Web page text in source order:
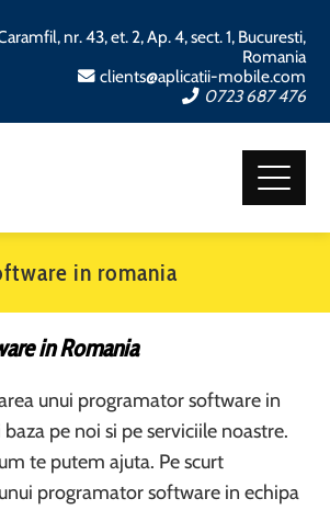
nr. 43, et. 2, Ap. 4, sect. 1, Bucuresti,
Romania
clients@aplicatii-mobile.com
0723 687 476
in romania
in Romania
unui programator software in
pe noi si pe serviciile noastre.
te putem ajuta. Pe scurt
programator software in echipa